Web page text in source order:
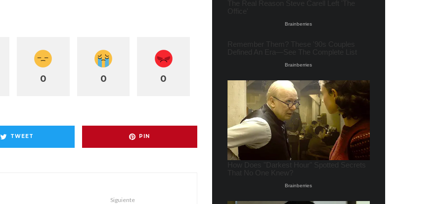
0 0 0
TWEET PIN
Siguiente